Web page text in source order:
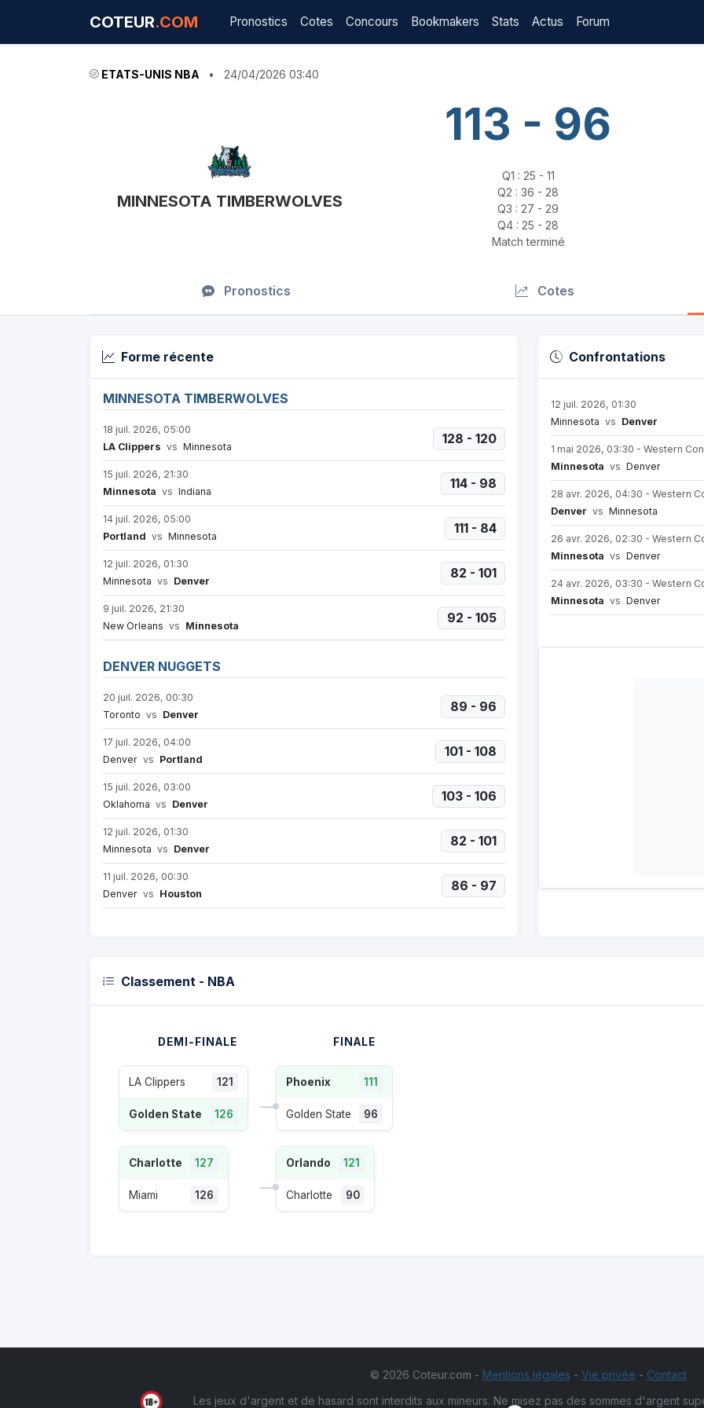
COTEUR.COM Pronostics Cotes Concours Bookmakers Stats Actus Forum
ETATS-UNIS NBA • 24/04/2026 03:40
MINNESOTA TIMBERWOLVES
113 - 96
Q1 : 25 - 11
Q2 : 36 - 28
Q3 : 27 - 29
Q4 : 25 - 28
Match terminé
Pronostics Cotes
Forme récente
MINNESOTA TIMBERWOLVES
18 juil. 2026, 05:00
LA Clippers vs Minnesota
128 - 120
15 juil. 2026, 21:30
Minnesota vs Indiana
114 - 98
14 juil. 2026, 05:00
Portland vs Minnesota
111 - 84
12 juil. 2026, 01:30
Minnesota vs Denver
82 - 101
9 juil. 2026, 21:30
New Orleans vs Minnesota
92 - 105
DENVER NUGGETS
20 juil. 2026, 00:30
Toronto vs Denver
89 - 96
17 juil. 2026, 04:00
Denver vs Portland
101 - 108
15 juil. 2026, 03:00
Oklahoma vs Denver
103 - 106
12 juil. 2026, 01:30
Minnesota vs Denver
82 - 101
11 juil. 2026, 00:30
Denver vs Houston
86 - 97
Confrontations
12 juil. 2026, 01:30
Minnesota vs Denver
1 mai 2026, 03:30 - Western
Minnesota vs Denver
28 avr. 2026, 04:30 - Western
Denver vs Minnesota
26 avr. 2026, 02:30 - Western
Minnesota vs Denver
24 avr. 2026, 03:30 - Western
Minnesota vs Denver
Classement - NBA
DEMI-FINALE
LA Clippers 121
Golden State 126
Charlotte 127
Miami 126
FINALE
Phoenix 111
Golden State 96
Orlando 121
Charlotte 90
© 2026 Coteur.com - Mentions légales - Vie privée - Contact
Les jeux d'argent et de hasard sont interdits aux mineurs. Ne misez pas des sommes d'argent